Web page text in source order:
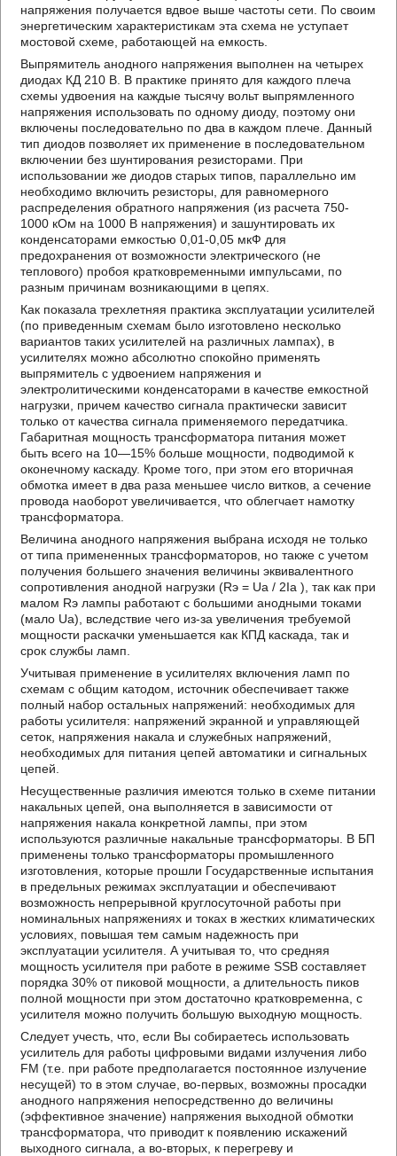
напряжения получается вдвое выше частоты сети. По своим
энергетическим характеристикам эта схема не уступает
мостовой схеме, работающей на емкость.
Выпрямитель анодного напряжения выполнен на четырех
диодах КД 210 В. В практике принято для каждого плеча
схемы удвоения на каждые тысячу вольт выпрямленного
напряжения использовать по одному диоду, поэтому они
включены последовательно по два в каждом плече. Данный
тип диодов позволяет их применение в последовательном
включении без шунтирования резисторами. При
использовании же диодов старых типов, параллельно им
необходимо включить резисторы, для равномерного
распределения обратного напряжения (из расчета 750-
1000 кОм на 1000 В напряжения) и зашунтировать их
конденсаторами емкостью 0,01-0,05 мкФ для
предохранения от возможности электрического (не
теплового) пробоя кратковременными импульсами, по
разным причинам возникающими в цепях.
Как показала трехлетняя практика эксплуатации усилителей
(по приведенным схемам было изготовлено несколько
вариантов таких усилителей на различных лампах), в
усилителях можно абсолютно спокойно применять
выпрямитель с удвоением напряжения и
электролитическими конденсаторами в качестве емкостной
нагрузки, причем качество сигнала практически зависит
только от качества сигнала применяемого передатчика.
Габаритная мощность трансформатора питания может
быть всего на 10—15% больше мощности, подводимой к
оконечному каскаду. Кроме того, при этом его вторичная
обмотка имеет в два раза меньшее число витков, а сечение
провода наоборот увеличивается, что облегчает намотку
трансформатора.
Величина анодного напряжения выбрана исходя не только
от типа примененных трансформаторов, но также с учетом
получения большего значения величины эквивалентного
сопротивления анодной нагрузки (Rэ = Uа / 2Iа ), так как при
малом Rэ лампы работают с большими анодными токами
(мало Uа), вследствие чего из-за увеличения требуемой
мощности раскачки уменьшается как КПД каскада, так и
срок службы ламп.
Учитывая применение в усилителях включения ламп по
схемам с общим катодом, источник обеспечивает также
полный набор остальных напряжений: необходимых для
работы усилителя: напряжений экранной и управляющей
сеток, напряжения накала и служебных напряжений,
необходимых для питания цепей автоматики и сигнальных
цепей.
Несущественные различия имеются только в схеме питании
накальных цепей, она выполняется в зависимости от
напряжения накала конкретной лампы, при этом
используются различные накальные трансформаторы. В БП
применены только трансформаторы промышленного
изготовления, которые прошли Государственные испытания
в предельных режимах эксплуатации и обеспечивают
возможность непрерывной круглосуточной работы при
номинальных напряжениях и токах в жестких климатических
условиях, повышая тем самым надежность при
эксплуатации усилителя. А учитывая то, что средняя
мощность усилителя при работе в режиме SSB составляет
порядка 30% от пиковой мощности, а длительность пиков
полной мощности при этом достаточно кратковременна, с
усилителя можно получить большую выходную мощность.
Следует учесть, что, если Вы собираетесь использовать
усилитель для работы цифровыми видами излучения либо
FM (т.е. при работе предполагается постоянное излучение
несущей) то в этом случае, во-первых, возможны просадки
анодного напряжения непосредственно до величины
(эффективное значение) напряжения выходной обмотки
трансформатора, что приводит к появлению искажений
выходного сигнала, а во-вторых, к перегреву и